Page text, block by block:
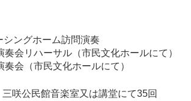
ングホーム訪問演奏
会リハーサル（市民文化ホールにて）
会（市民文化ホールにて）
公民館音楽室又は講堂にて35回